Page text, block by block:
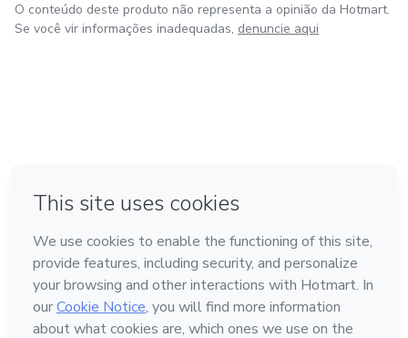
O conteúdo deste produto não representa a opinião da Hotmart.
Se você vir informações inadequadas, denuncie aqui
Feito com ❤ em Bogotá
Conheça a Hotmart